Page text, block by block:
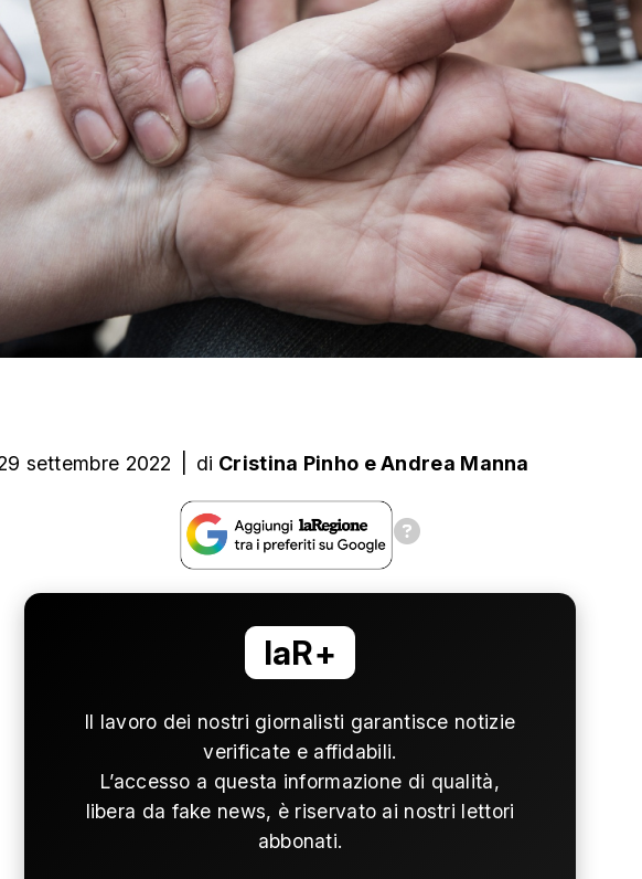
settembre 2022 di Cristina Pinho eAndrea Manna
laR+
Il lavoro dei nostri giornalisti garantisce notizie
verificate e affidabili.
L’accesso a questa informazione di qualità,
libera da fake news, è riservato ai nostri lettori
abbonati.